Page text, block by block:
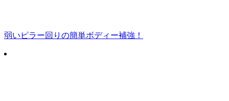
弱いピラー回りの簡単ボディー補強！